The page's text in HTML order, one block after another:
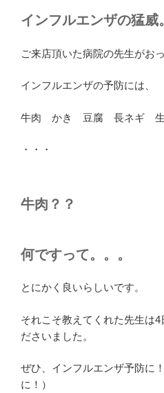
インフルエンザの猛威。
ご来店頂いた病院の先生がお
インフルエンザの予防には、
牛肉 かき 豆腐 長ネギ 生
・・・
牛肉？？
何ですって。。。
とにかく良いらしいです。
それこそ教えてくれた先生は4
ださいました。
ぜひ、インフルエンザ予防に
に！）